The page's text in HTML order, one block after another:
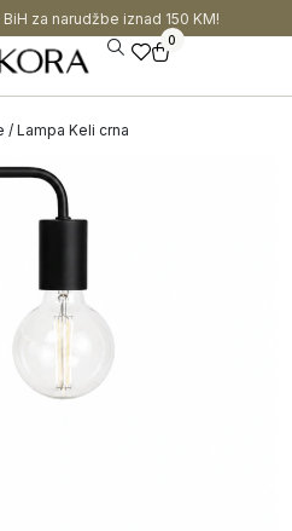
za narudžbe iznad 150 KM!
0
/ Lampa Keli crna